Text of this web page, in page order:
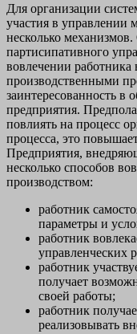
Для организации
участия в управлении
несколько
партисипативного
вовлечении
производственными
заинтересованность в
предприятия.
повлиять на процесс
процесса, это
Предприятия,
несколько способов
производством:
работник
параметры и
работник
управленческих
работник
получает
своей работы;
работник
реализовывать